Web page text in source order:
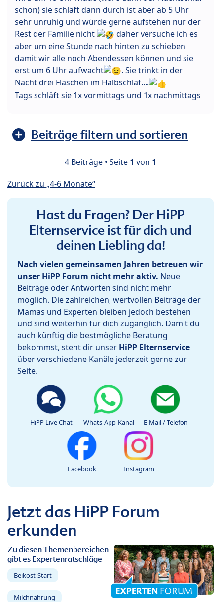
schon) sie schläft dann durch ist aber ab 5 Uhr
sehr unruhig und würde gerne aufstehen nur der
Rest der Familie nicht
daher versuche ich es
aber um eine Stunde nach hinten zu schieben
damit wir alle noch Abendessen können und sie
erst um 6 Uhr aufwacht
. Sie trinkt in der
Nacht drei Flaschen im Halbschlaf....
Tags schläft sie 1x vormittags und 1x nachmittags
Beiträge filtern und sortieren
4 Beiträge • Seite 1 von 1
Zurück zu „4-6 Monate“
Hast du Fragen? Der HiPP
Elternservice ist für dich und
deinen Liebling da!
Nach vielen gemeinsamen Jahren betreuen wir
unser HiPP Forum nicht mehr aktiv. Neue
Beiträge oder Antworten sind nicht mehr
möglich. Die zahlreichen, wertvollen Beiträge der
Mamas und Experten bleiben jedoch bestehen
und sind weiterhin für dich zugänglich. Damit du
auch künftig die bestmögliche Beratung
bekommst, steht dir unser HiPP Elternservice
über verschiedene Kanäle jederzeit gerne zur
Seite.
HiPP Live Chat Whats-App-Kanal E-Mail / Telefon
Facebook Instagram
Jetzt das HiPP Forum
erkunden
Zu diesen Themenbereichen
gibt es Expertenratschläge
Beikost-Start
Milchnahrung